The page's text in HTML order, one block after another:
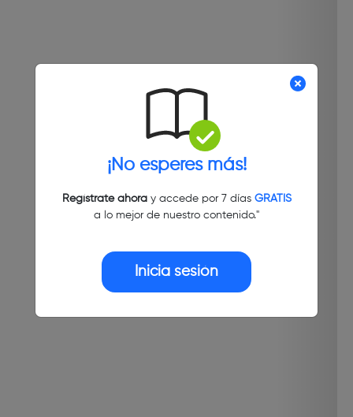
¡No esperes más!
Regístrate ahoray accede por 7 días GRATIS
a lo mejor de nuestro contenido."
Inicia sesión